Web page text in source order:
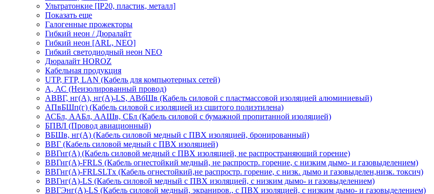
Ультратонкие [IP20, пластик, металл]
Показать еще
Галогенные прожекторы
Гибкий неон / Дюралайт
Гибкий неон [ARL, NEO]
Гибкий светодиодный неон NEO
Дюралайт HOROZ
Кабельная продукция
UTP, FTP, LAN (Кабель для компьютерных сетей)
А, АС (Неизолированный провод)
АВВГ, нг(А), нг(А)-LS, АВбШв (Кабель силовой с пластмассовой изоляцией алюминиевый)
АПвБШп(г) (Кабель силовой с изоляцией из сшитого полиэтилена)
АСБл, ААБл, ААШв, СБл (Кабель силовой с бумажной пропитанной изоляцией)
БПВЛ (Провод авиационный)
ВБШв, нг(А) (Кабель силовой медный с ПВХ изоляцией, бронированный)
ВВГ (Кабель силовой медный с ПВХ изоляцией)
ВВГнг(А) (Кабель силовой медный с ПВХ изоляцией, не распространяющий горение)
ВВГнг(А)-FRLS (Кабель огнестойкий медный, не распростр. горение, с низким дымо- и газовыделением)
ВВГнг(А)-FRLSLTx (Кабель огнестойкий,не распростр. горение, с низк. дымо и газовыделен,низк. токсич)
ВВГнг(А)-LS (Кабель силовой медный с ПВХ изоляцией, с низким дымо- и газовыделением)
ВВГЭнг(А)-LS (Кабель силовой медный, экраниров., с ПВХ изоляцией, с низким дымо- и газовыделением)